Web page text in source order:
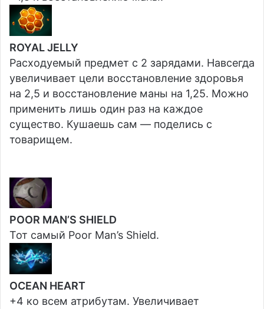
ROYAL JELLY
Расходуемый предмет с 2 зарядами. Навсегда
увеличивает цели восстановление здоровья
на 2,5 и восстановление маны на 1,25. Можно
применить лишь один раз на каждое
существо. Кушаешь сам — поделись с
товарищем.
POOR MAN’S SHIELD
Тот самый Poor Man’s Shield.
OCEAN HEART
+4 ко всем атрибутам. Увеличивает